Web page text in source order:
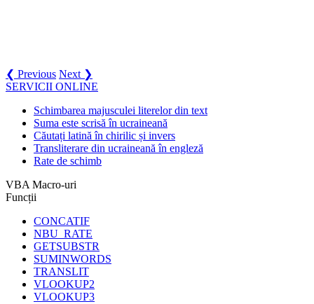
❮ Previous Next ❯
SERVICII ONLINE
Schimbarea majusculei literelor din text
Suma este scrisă în ucraineană
Căutați latină în chirilic și invers
Transliterare din ucraineană în engleză
Rate de schimb
VBA Macro-uri
Funcții
CONCATIF
NBU_RATE
GETSUBSTR
SUMINWORDS
TRANSLIT
VLOOKUP2
VLOOKUP3